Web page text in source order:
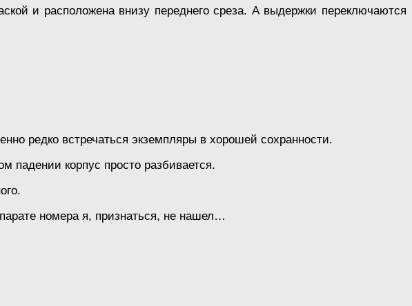
и расположена внизу переднего среза. А выдержки переключаются
редко встречаться экземпляры в хорошей сохранности.
падении корпус просто разбивается.
номера я, признаться, не нашел…